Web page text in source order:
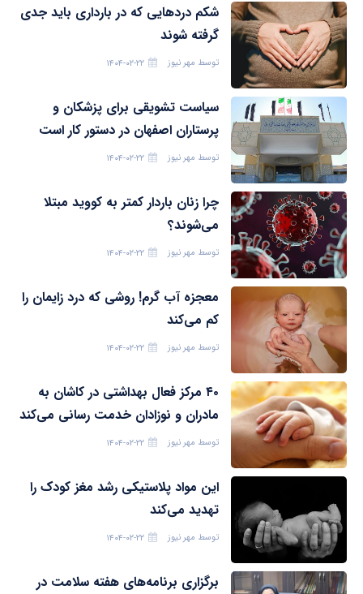
شکم دردهایی که در بارداری باید جدی
گرفته شوند
توسط مهر نیوز ۱۴۰۴-۰۲-۲۲
سیاست تشویقی برای پزشکان و
پرستاران اصفهان در دستور کار است
توسط مهر نیوز ۱۴۰۴-۰۲-۲۲
چرا زنان باردار کمتر به کووید مبتلا
می‌شوند؟
توسط مهر نیوز ۱۴۰۴-۰۲-۲۲
معجزه آب گرم! روشی که درد زایمان را
کم می‌کند
توسط مهر نیوز ۱۴۰۴-۰۲-۲۲
۴۰ مرکز فعال بهداشتی در کاشان به
مادران و نوزادان خدمت رسانی می‌کند
توسط مهر نیوز ۱۴۰۴-۰۲-۲۲
این مواد پلاستیکی رشد مغز کودک را
تهدید می‌کند
توسط مهر نیوز ۱۴۰۴-۰۲-۲۲
برگزاری برنامه‌های هفته سلامت در